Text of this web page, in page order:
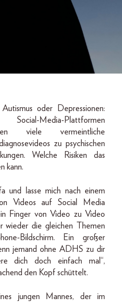
oder Depressionen:
Media-Plattformen
viele vermeintliche
zu psychischen
Welche Risiken das
kann.
und lasse mich nach einem
Videos auf Social Media
Finger von Video zu Video
wieder die gleichen Themen
Bildschirm. Ein großer
jemand ohne ADHS zu dir
dich doch einfach mal“,
den Kopf schüttelt.
jungen Mannes, der im